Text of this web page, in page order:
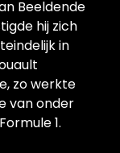
Beeldende
hij zich
in
zo werkte
van onder
1.